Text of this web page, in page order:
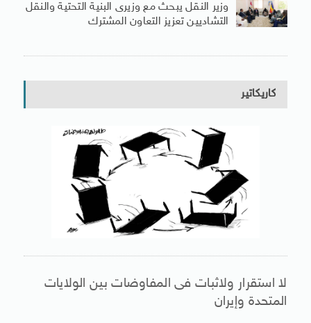
وزير النقل يبحث مع وزيرى البنية التحتية والنقل
التشاديين تعزيز التعاون المشترك
كاريكاتير
لا استقرار ولاثبات فى المفاوضات بين الولايات
المتحدة وإيران